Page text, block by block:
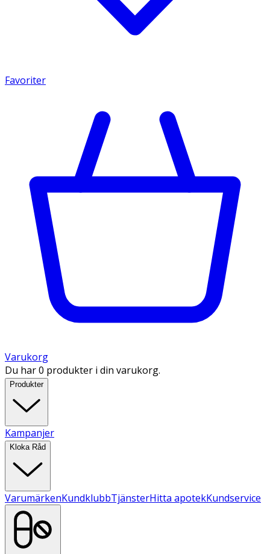
Favoriter
Varukorg
Du har 0 produkter i din varukorg.
Produkter
Kampanjer
Kloka Råd
VarumärkenKundklubbTjänsterHitta apotekKundservice